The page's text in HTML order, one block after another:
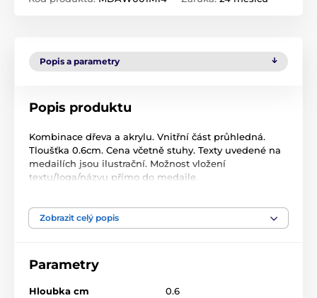
Popis a parametry
Popis produktu
Kombinace dřeva a akrylu. Vnitřní část průhledná.
Tloušťka 0.6cm. Cena včetně stuhy. Texty uvedené na
medailích jsou ilustrační. Možnost vložení
textu/loga/názvu přímo do medaile.
Produkt je zařazen v kategoriích
Zobrazit celý popis
Parametry
Hloubka cm 0.6